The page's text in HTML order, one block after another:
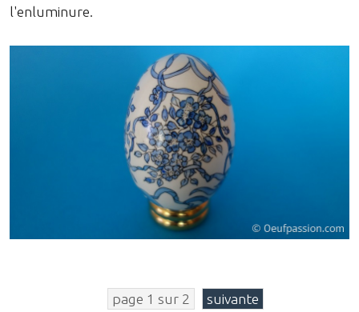
l'enluminure.
page 1 sur 2 suivante